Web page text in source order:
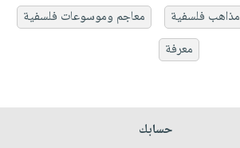
مذاهب فلسفية
معاجم وموسوعات فلسفية
معرفة
حسابك